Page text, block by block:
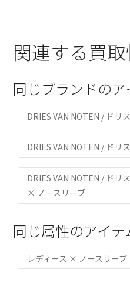
関連する買
同じブランドのア
DRIES VAN NOTEN / ドリ
DRIES VAN NOTEN / ドリ
DRIES VAN NOTEN / ドリ
× ノースリーブ
同じ属性のアイテ
レディース × ノースリーブ